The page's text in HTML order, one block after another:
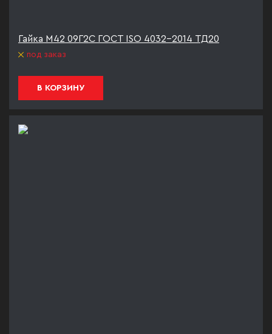
Гайка М42 09Г2С ГОСТ ISO 4032-2014 ТД20
под заказ
В КОРЗИНУ